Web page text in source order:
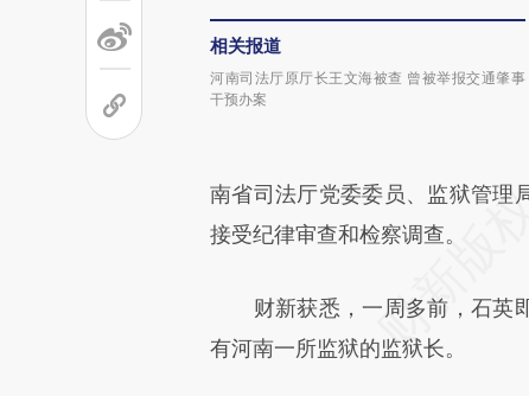
相关报道
河南司法厅原厅长王文海被查 曾被举报交通肇事
干预办案
南省司法厅党委委员、监狱管理
接受纪律审查和检察调查。
财新获悉，一周多前，石英即
有河南一所监狱的监狱长。